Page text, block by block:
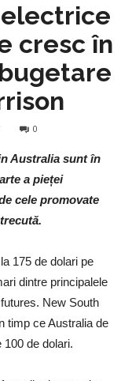
cresc în
0
Australia sunt în
a pieței
cele promovate
175 de dolari pe
dintre principalele
New South
timp ce Australia de
100 de dolari.